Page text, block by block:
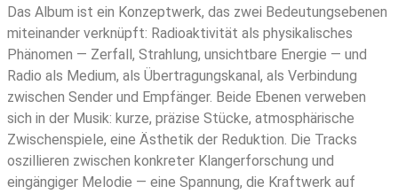
Das Album ist ein Konzeptwerk, das zwei Bedeutungsebenen
miteinander verknüpft: Radioaktivität als physikalisches
Phänomen — Zerfall, Strahlung, unsichtbare Energie — und
Radio als Medium, als Übertragungskanal, als Verbindung
zwischen Sender und Empfänger. Beide Ebenen verweben
sich in der Musik: kurze, präzise Stücke, atmosphärische
Zwischenspiele, eine Ästhetik der Reduktion. Die Tracks
oszillieren zwischen konkreter Klangerforschung und
eingängiger Melodie — eine Spannung, die Kraftwerk auf